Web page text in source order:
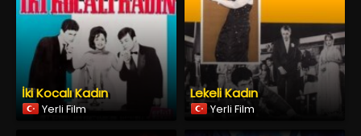
İki Kocalı Kadın
Yerli Film
Lekeli Kadın
Yerli Film